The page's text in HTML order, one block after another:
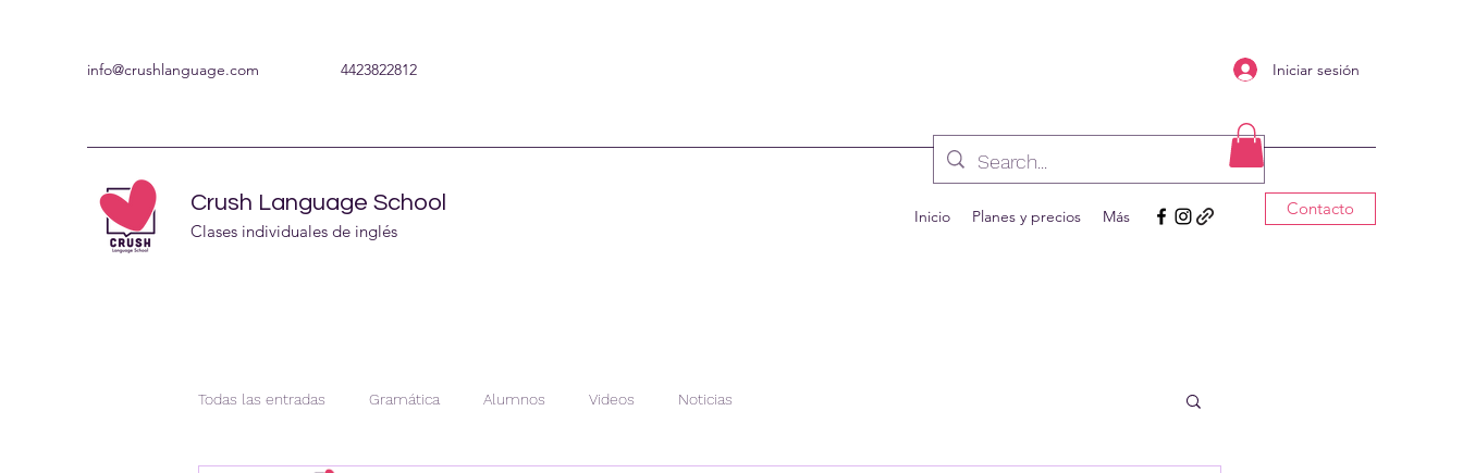
info@crushlanguage.com 4423822812 Iniciar sesión
Crush Language School
Clases individuales de inglés
Inicio Planes y precios Más Contacto
Todas las entradas Gramática Alumnos Videos Noticias